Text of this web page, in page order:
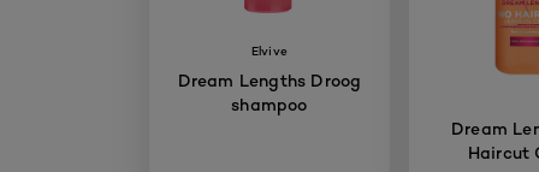
Elvive
Dream Lengths Droog
shampoo
Dream
Haircut